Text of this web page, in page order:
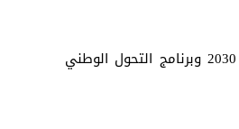
لقد أنشي مركز قياس أداء الأجهزة الحكومية في بداية العمل علي برامج رؤية المملكة 2030 وبرنامج التحول الوطني